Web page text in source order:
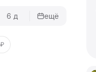
6 д
ещё